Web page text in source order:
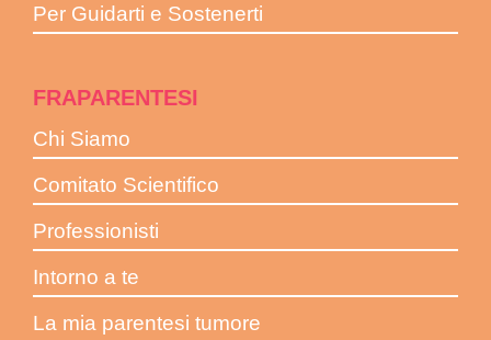
Per Guidarti e Sostenerti
FRAPARENTESI
Chi Siamo
Comitato Scientifico
Professionisti
Intorno a te
La mia parentesi tumore